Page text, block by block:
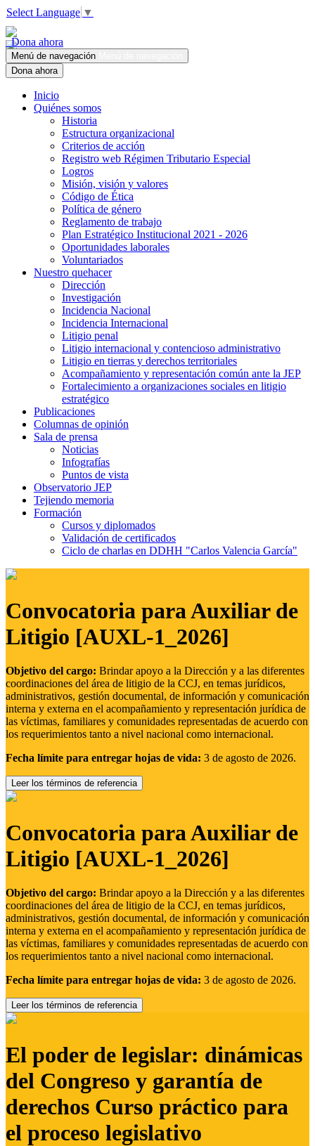
Select Language ▼
Dona ahora
Menú de navegación
Dona ahora
Inicio
Quiénes somos
Historia
Estructura organizacional
Criterios de acción
Registro web Régimen Tributario Especial
Logros
Misión, visión y valores
Código de Ética
Política de género
Reglamento de trabajo
Plan Estratégico Institucional 2021 - 2026
Oportunidades laborales
Voluntariados
Nuestro quehacer
Dirección
Investigación
Incidencia Nacional
Incidencia Internacional
Litigio penal
Litigio internacional y contencioso administrativo
Litigio en tierras y derechos territoriales
Acompañamiento y representación común ante la JEP
Fortalecimiento a organizaciones sociales en litigio
estratégico
Publicaciones
Columnas de opinión
Sala de prensa
Noticias
Infografías
Puntos de vista
Observatorio JEP
Tejiendo memoria
Formación
Cursos y diplomados
Validación de certificados
Ciclo de charlas en DDHH "Carlos Valencia García"
Convocatoria para Auxiliar de
Litigio [AUXL-1_2026]
Objetivo del cargo: Brindar apoyo a la Dirección y a las diferentes
coordinaciones del área de litigio de la CCJ, en temas jurídicos,
administrativos, gestión documental, de información y comunicación
interna y externa en el acompañamiento y representación jurídica de
las víctimas, familiares y comunidades representadas de acuerdo con
los requerimientos tanto a nivel nacional como internacional.
Fecha límite para entregar hojas de vida: 3 de agosto de 2026.
Leer los términos de referencia
Convocatoria para Auxiliar de
Litigio [AUXL-1_2026]
Objetivo del cargo: Brindar apoyo a la Dirección y a las diferentes
coordinaciones del área de litigio de la CCJ, en temas jurídicos,
administrativos, gestión documental, de información y comunicación
interna y externa en el acompañamiento y representación jurídica de
las víctimas, familiares y comunidades representadas de acuerdo con
los requerimientos tanto a nivel nacional como internacional.
Fecha límite para entregar hojas de vida: 3 de agosto de 2026.
Leer los términos de referencia
El poder de legislar: dinámicas
del Congreso y garantía de
derechos Curso práctico para
el proceso legislativo